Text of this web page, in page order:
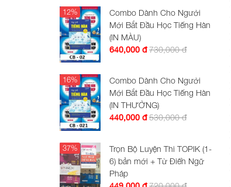
Combo Dành Cho Người
Mới Bắt Đầu Học Tiếng Hàn
(IN MÀU)
640,000 đ 730,000 đ
12%
Combo Dành Cho Người
Mới Bắt Đầu Học Tiếng Hàn
(IN THƯỜNG)
440,000 đ 530,000 đ
16%
Trọn Bộ Luyện Thi TOPIK (1-
6) bản mới + Từ Điển Ngữ
Pháp
37%